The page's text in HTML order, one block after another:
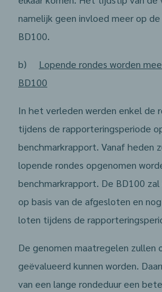
namelijk geen invloed meer op
BD100.
b) Lopende rondes worden
BD100
In het verleden werden enkel de
tijdens de rapporteringsperiode
benchmarkrapport. Vanaf heden
lopende rondes opgenomen
benchmarkrapport. De BD100
op basis van de afgesloten en
loten tijdens de
De genomen maatregelen zullen
geëvalueerd kunnen worden.
van een lange rondeduur een